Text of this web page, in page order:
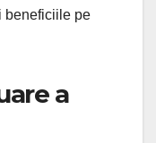
beneficiile pe
a